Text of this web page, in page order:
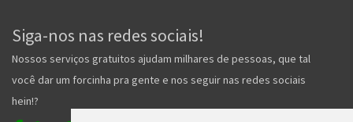
Siga-nos nas redes sociais!
Nossos serviços gratuitos ajudam milhares de pessoas, que tal
você dar um forcinha pra gente e nos seguir nas redes sociais
hein!?